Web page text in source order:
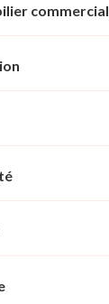
commercial